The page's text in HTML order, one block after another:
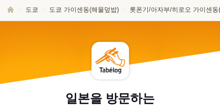
도쿄 도쿄 가이센동(해물덮밥) 롯폰기/아자부/히로오 가이센동
일본을 방문하는